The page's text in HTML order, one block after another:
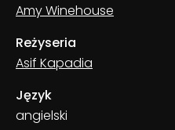
Amy Winehouse
Reżyseria
Asif Kapadia
Język
angielski